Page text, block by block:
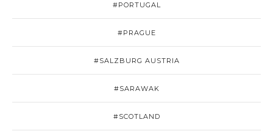
#PORTUGAL
#PRAGUE
#SALZBURG AUSTRIA
#SARAWAK
#SCOTLAND